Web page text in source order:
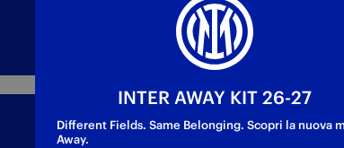
INTER AWAY KIT 26-27
Different Fields. Same Belonging. Scopri la nuova
Away.